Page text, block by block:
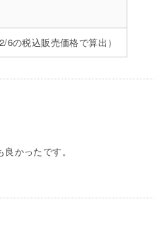
6の税込販売価格で算出）
かったです。